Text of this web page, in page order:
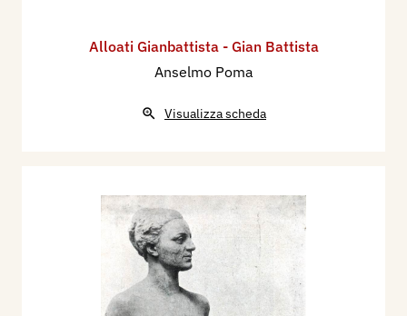
Alloati Gianbattista - Gian Battista
Anselmo Poma
Visualizza scheda